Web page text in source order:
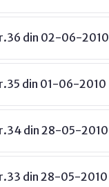
din 02-06-2010
din 01-06-2010
din 28-05-2010
din 28-05-2010